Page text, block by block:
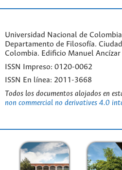
Universidad Nacional de
Departamento de Filosofía.
Colombia. Edificio Manuel
ISSN Impreso: 0120-0062
ISSN En línea: 2011-3668
Todos los documentos alojados en
non commercial no derivatives 4.0